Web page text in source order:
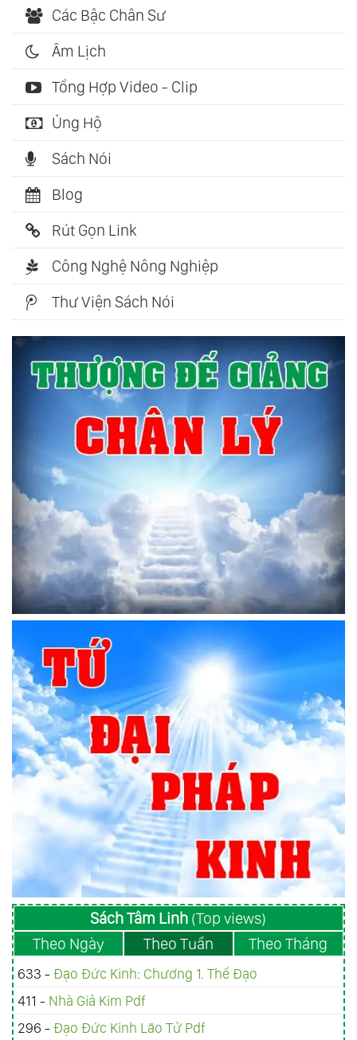
Các Bậc Chân Sư
Âm Lịch
Tổng Hợp Video - Clip
Ủng Hộ
Sách Nói
Blog
Rút Gọn Link
Công Nghệ Nông Nghiệp
Thư Viện Sách Nói
Sách Tâm Linh (Top views)
Theo Ngày
Theo Tuần Theo Tháng
633 -Đạo Đức Kinh: Chương 1. Thể Đạo
411 - Nhà Giả Kim Pdf
296 -Đạo Đức Kinh Lão Tử Pdf